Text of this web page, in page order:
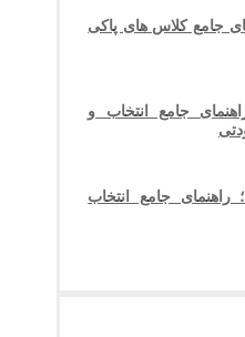
جامع کلاس های پاکی
جامع انتخاب و
جامع انتخاب